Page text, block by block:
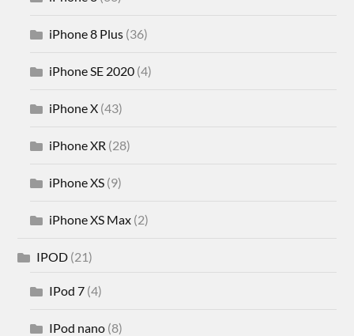
iPhone 8 Plus (36)
iPhone SE 2020 (4)
iPhone X (43)
iPhone XR (28)
iPhone XS (9)
iPhone XS Max (2)
IPOD (21)
IPod 7 (4)
IPod nano (8)